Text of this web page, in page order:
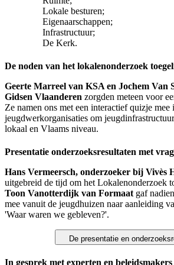
Lokale besturen;
Eigenaarschappen;
Infrastructuur;
De Kerk.
De noden van het lokalenonderzoek
Geerte Marreel van KSA en Jochem Van
Gidsen Vlaanderen zorgden meteen voor
Ze namen ons met een interactief quizje mee
jeugdwerkorganisaties om
lokaal en Vlaams niveau.
Presentatie onderzoeksresultaten met
Hans Vermeersch, onderzoeker bij Vivès
uitgebreid de tijd om het Lokalenonderzoek
Toon Vanotterdijk van Formaat gaf
mee vanuit de jeugdhuizen naar aanleiding
'Waar waren we gebleven?'.
De presentatie en
In gesprek met experten en beleidsmakers